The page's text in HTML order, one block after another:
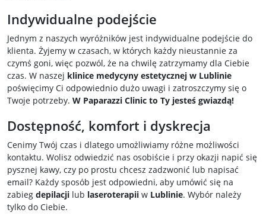
Indywidualne podejście
Jednym z naszych wyróżników jest indywidualne podejście do
klienta. Żyjemy w czasach, w których każdy nieustannie za
czymś goni, więc pozwól, że na chwilę zatrzymamy dla Ciebie
czas. W naszej klinice medycyny estetycznej w Lublinie
poświęcimy Ci odpowiednio dużo uwagi i zatroszczymy się o
Twoje potrzeby. W Paparazzi Clinic to Ty jesteś gwiazdą!
Dostępność, komfort i dyskrecja
Cenimy Twój czas i dlatego umożliwiamy różne możliwości
kontaktu. Wolisz odwiedzić nas osobiście i przy okazji napić się
pysznej kawy, czy po prostu chcesz zadzwonić lub napisać
email? Każdy sposób jest odpowiedni, aby umówić się na
zabieg depilacji lub laseroterapii w Lublinie. Wybór należy
tylko do Ciebie.